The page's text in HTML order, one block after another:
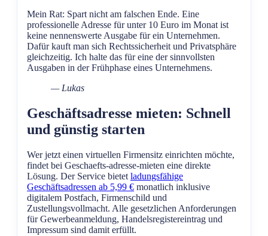
Mein Rat: Spart nicht am falschen Ende. Eine
professionelle Adresse für unter 10 Euro im Monat ist
keine nennenswerte Ausgabe für ein Unternehmen.
Dafür kauft man sich Rechtssicherheit und Privatsphäre
gleichzeitig. Ich halte das für eine der sinnvollsten
Ausgaben in der Frühphase eines Unternehmens.
— Lukas
Geschäftsadresse mieten: Schnell
und günstig starten
Wer jetzt einen virtuellen Firmensitz einrichten möchte,
findet bei Geschaefts-adresse-mieten eine direkte
Lösung. Der Service bietet ladungsfähige
Geschäftsadressen ab 5,99 € monatlich inklusive
digitalem Postfach, Firmenschild und
Zustellungsvollmacht. Alle gesetzlichen Anforderungen
für Gewerbeanmeldung, Handelsregistereintrag und
Impressum sind damit erfüllt.